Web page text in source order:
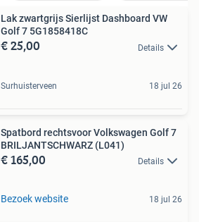
Lak zwartgrijs Sierlijst Dashboard VW
Golf 7 5G1858418C
€ 25,00 Details
Surhuisterveen 18 jul 26
Spatbord rechtsvoor Volkswagen Golf 7
BRILJANTSCHWARZ (L041)
€ 165,00 Details
Bezoek website 18 jul 26